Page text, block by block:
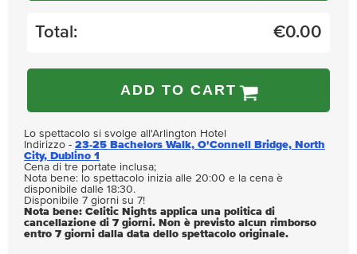
Total: €0.00
ADD TO CART
Lo spettacolo si svolge all'Arlington Hotel
Indirizzo - 23-25 Bachelors Walk, O'Connell Bridge, North
City, Dublino 1
Cena di tre portate inclusa;
Nota bene: lo spettacolo inizia alle 20:00 e la cena è
disponibile dalle 18:30.
Disponibile 7 giorni su 7!
Nota bene: Celitic Nights applica una politica di
cancellazione di 7 giorni. Non è previsto alcun rimborso
entro 7 giorni dalla data dello spettacolo originale.